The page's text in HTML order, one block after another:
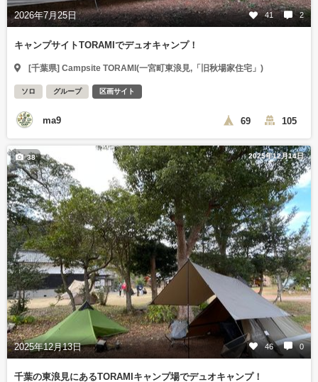
2026年7月25日 41 2
キャンプサイトTORAMIでデュオキャンプ！
[千葉県] Campsite TORAMI(一宮町東浪見,「旧秋場家住宅」)
ソロ グループ 区画サイト
ma9 69 105
2025年12月14日
2025年12月13日 46 0
38
千葉の東浪見にあるTORAMIキャンプ場でデュオキャンプ！